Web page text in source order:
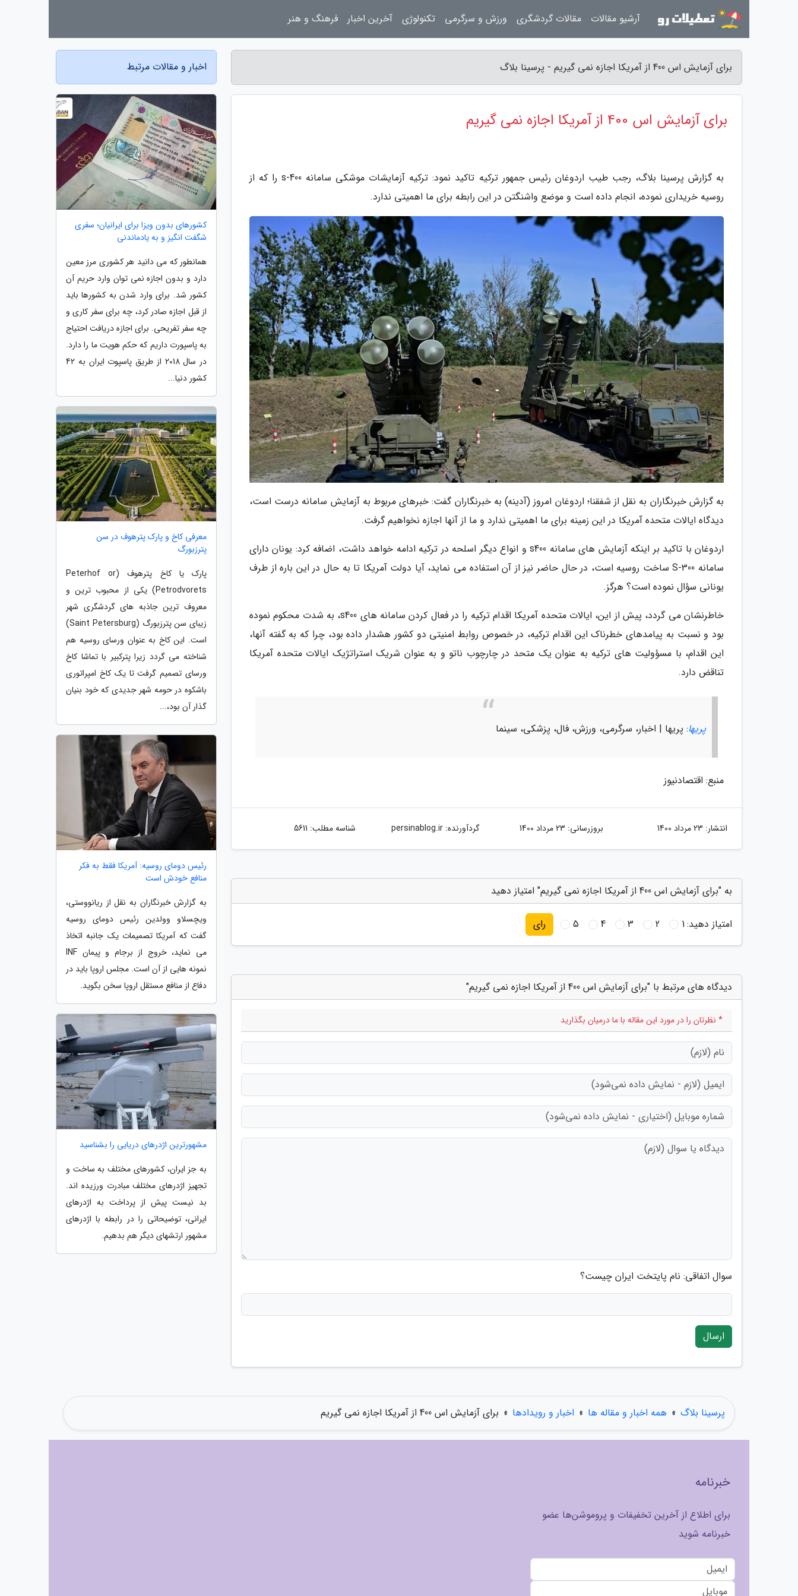
برای آزمایش اس 400 از آمریکا اجازه نمی گیریم - پرسینا بلاگ
برای آزمایش اس 400 از آمریکا اجازه نمی گیریم
به گزارش پرسینا بلاگ، رجب طیب اردوغان رئیس جمهور ترکیه تاکید نمود: ترکیه آزمایشات موشکی سامانه s-400 را که از
روسیه خریداری نموده، انجام داده است و موضع واشنگتن در این رابطه برای ما اهمیتی ندارد.
به گزارش خبرنگاران به نقل از شفقنا؛ اردوغان امروز (آدینه) به خبرنگاران گفت: خبرهای مربوط به آزمایش سامانه درست است،
دیدگاه ایالات متحده آمریکا در این زمینه برای ما اهمیتی ندارد و ما از آنها اجازه نخواهیم گرفت.
اردوغان با تاکید بر اینکه آزمایش های سامانه s400 و انواع دیگر اسلحه در ترکیه ادامه خواهد داشت، اضافه کرد: یونان دارای
سامانه S-300 ساخت روسیه است، در حال حاضر نیز از آن استفاده می نماید، آیا دولت آمریکا تا به حال در این باره از طرف
یونانی سؤال نموده است؟ هرگز.
خاطرنشان می گردد، پیش از این، ایالات متحده آمریکا اقدام ترکیه را در فعال کردن سامانه های s400، به شدت محکوم نموده
بود و نسبت به پیامدهای خطرناک این اقدام ترکیه، در خصوص روابط امنیتی دو کشور هشدار داده بود، چرا که به گفته آنها،
این اقدام، با مسؤولیت های ترکیه به عنوان یک متحد در چارچوب ناتو و به عنوان شریک استراتژیک ایالات متحده آمریکا
تناقض دارد.
پریها: پریها | اخبار، سرگرمی، ورزش، فال، پزشکی، سینما
منبع: اقتصادنیوز
انتشار: 23 مرداد 1400 بروزرسانی: 23 مرداد 1400 گردآورنده:persinablog.ir شناسه مطلب: 5611
به "برای آزمایش اس 400 از آمریکا اجازه نمی گیریم" امتیاز دهید
امتیاز دهید:1
2
3
4
5 رای
دیدگاه های مرتبط با "برای آزمایش اس 400 از آمریکا اجازه نمی گیریم"
* نظرتان را در مورد این مقاله با ما درمیان بگذارید
سوال اتفاقی: نام پایتخت ایران چیست؟
ارسال
اخبار و مقالات مرتبط
کشورهای بدون ویزا برای ایرانیان؛ سفری
شگفت انگیز و به یادماندنی
همانطور که می دانید هر کشوری مرز معین
دارد و بدون اجازه نمی توان وارد حریم آن
کشور شد. برای وارد شدن به کشورها باید
از قبل اجازه صادر کرد، چه برای سفر کاری و
چه سفر تفریحی. برای اجازه دریافت احتیاج
به پاسپورت داریم که حکم هویت ما را دارد.
در سال 2018 از طریق پاسپوت ایران به 42
کشور دنیا...
معرفی کاخ و پارک پترهوف در سن
پترزبورگ
پارک یا کاخ پترهوف (Peterhof or
Petrodvorets) یکی از محبوب ترین و
معروف ترین جاذبه های گردشگری شهر
زیبای سن پترزبورگ (Saint Petersburg)
است. این کاخ به عنوان ورسای روسیه هم
شناخته می گردد زیرا پترکبیر با تماشا کاخ
ورسای تصمیم گرفت تا یک کاخ امپراتوری
باشکوه در حومه شهر جدیدی که خود بنیان
گذار آن بود،...
رئیس دومای روسیه: آمریکا فقط به فکر
منافع خودش است
به گزارش خبرنگاران به نقل از ریانووستی،
ویچسلاو وولدین رئیس دومای روسیه
گفت که آمریکا تصمیمات یک جانبه اتخاذ
می نماید، خروج از برجام و پیمان INF
نمونه هایی از آن است. مجلس اروپا باید در
دفاع از منافع مستقل اروپا سخن بگوید.
مشهورترین اژدرهای دریایی را بشناسید
به جز ایران، کشورهای مختلف به ساخت و
تجهیز اژدرهای مختلف مبادرت ورزیده اند.
بد نیست پیش از پرداخت به اژدرهای
ایرانی، توضیحاتی را در رابطه با اژدرهای
مشهور ارتشهای دیگر هم بدهیم.
پرسینا بلاگ » همه اخبار و مقاله ها » اخبار و رویدادها » برای آزمایش اس 400 از آمریکا اجازه نمی گیریم
آرشیو مقالات مقالات گردشگری ورزش و سرگرمی تکنولوژی آخرین اخبار فرهنگ و هنر
خبرنامه
برای اطلاع از آخرین تخفیفات و پروموشن‌ها عضو
خبرنامه شوید